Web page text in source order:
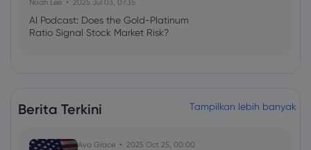
Noah Lee 2025 Jul 03, 07:35
AI Podcast: Does the Gold-Platinum
Ratio Signal Stock Market Risk?
Berita Terkini Tampilkan lebih banyak
Ava Grace 2025 Oct 25, 00:00